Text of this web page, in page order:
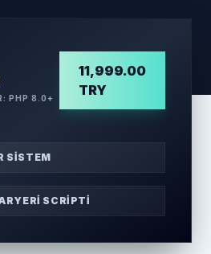
PHP 8.0+
11,999.00
TRY
SISTEM
SCRIPTI